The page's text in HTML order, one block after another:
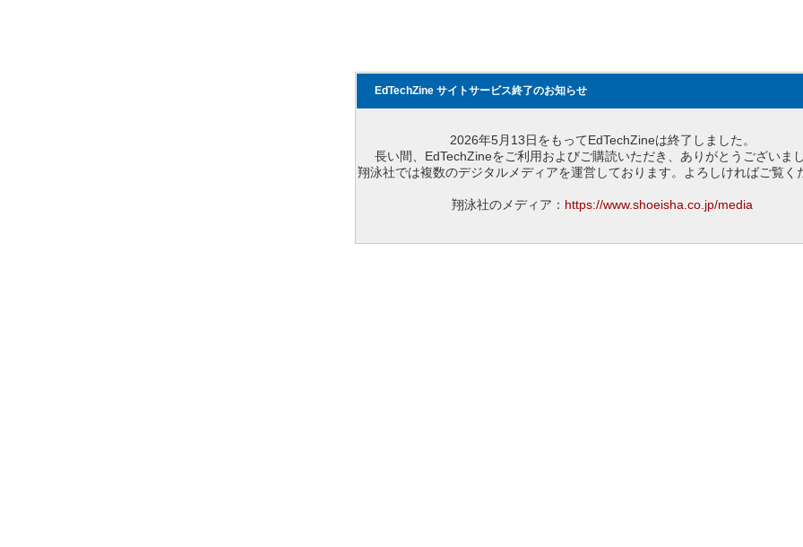
EdTechZine サイトサービス終了のお知らせ
2026年5月13日をもってEdTechZineは終了しました。
長い間、EdTechZineをご利用およびご購読いただき、ありがとうございまし
翔泳社では複数のデジタルメディアを運営しております。よろしければご覧く
翔泳社のメディア： https://www.shoeisha.co.jp/media